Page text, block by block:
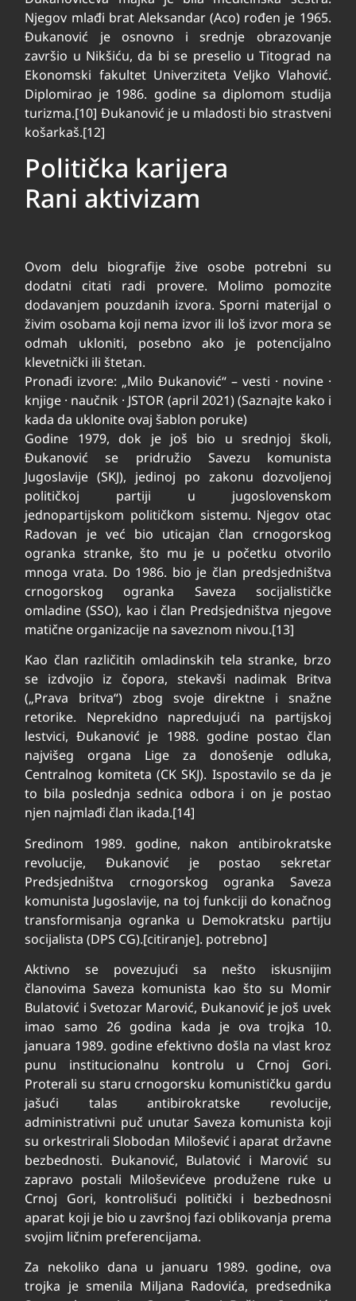
Njegov mlađi brat Aleksandar (Aco) rođen je 1965.
Đukanović je osnovno i srednje obrazovanje
završio u Nikšiću, da bi se preselio u Titograd na
Ekonomski fakultet Univerziteta Veljko Vlahović.
Diplomirao je 1986. godine sa diplomom studija
turizma.[10] Đukanović je u mladosti bio strastveni
košarkaš.[12]
Politička karijera
Rani aktivizam
Ovom delu biografije žive osobe potrebni su
dodatni citati radi provere. Molimo pomozite
dodavanjem pouzdanih izvora. Sporni materijal o
živim osobama koji nema izvor ili loš izvor mora se
odmah ukloniti, posebno ako je potencijalno
klevetnički ili štetan.
Pronađi izvore: „Milo Đukanović“ – vesti · novine ·
knjige · naučnik · JSTOR (april 2021) (Saznajte kako i
kada da uklonite ovaj šablon poruke)
Godine 1979, dok je još bio u srednjoj školi,
Đukanović se pridružio Savezu komunista
Jugoslavije (SKJ), jedinoj po zakonu dozvoljenoj
političkoj partiji u jugoslovenskom
jednopartijskom političkom sistemu. Njegov otac
Radovan je već bio uticajan član crnogorskog
ogranka stranke, što mu je u početku otvorilo
mnoga vrata. Do 1986. bio je član predsjedništva
crnogorskog ogranka Saveza socijalističke
omladine (SSO), kao i član Predsjedništva njegove
matične organizacije na saveznom nivou.[13]
Kao član različitih omladinskih tela stranke, brzo
se izdvojio iz čopora, stekavši nadimak Britva
(„Prava britva“) zbog svoje direktne i snažne
retorike. Neprekidno napredujući na partijskoj
lestvici, Đukanović je 1988. godine postao član
najvišeg organa Lige za donošenje odluka,
Centralnog komiteta (CK SKJ). Ispostavilo se da je
to bila poslednja sednica odbora i on je postao
njen najmlađi član ikada.[14]
Sredinom 1989. godine, nakon antibirokratske
revolucije, Đukanović je postao sekretar
Predsjedništva crnogorskog ogranka Saveza
komunista Jugoslavije, na toj funkciji do konačnog
transformisanja ogranka u Demokratsku partiju
socijalista (DPS CG).[citiranje]. potrebno]
Aktivno se povezujući sa nešto iskusnijim
članovima Saveza komunista kao što su Momir
Bulatović i Svetozar Marović, Đukanović je još uvek
imao samo 26 godina kada je ova trojka 10.
januara 1989. godine efektivno došla na vlast kroz
punu institucionalnu kontrolu u Crnoj Gori.
Proterali su staru crnogorsku komunističku gardu
jašući talas antibirokratske revolucije,
administrativni puč unutar Saveza komunista koji
su orkestrirali Slobodan Milošević i aparat državne
bezbednosti. Đukanović, Bulatović i Marović su
zapravo postali Miloševićeve produžene ruke u
Crnoj Gori, kontrolišući politički i bezbednosni
aparat koji je bio u završnoj fazi oblikovanja prema
svojim ličnim preferencijama.
Za nekoliko dana u januaru 1989. godine, ova
trojka je smenila Miljana Radovića, predsednika